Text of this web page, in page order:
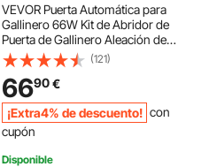
VEVOR Puerta Automática para
Gallinero 66W Kit de Abridor de
Puerta de Gallinero Aleación de
Aluminio ABS Abridor de Puerta
Temporizador Sensor de Luz
Apertura de Puerta para Aves de
Corral 30x30cm
(121)
6690€
¡Extra4% de descuento! con
cupón
Disponible